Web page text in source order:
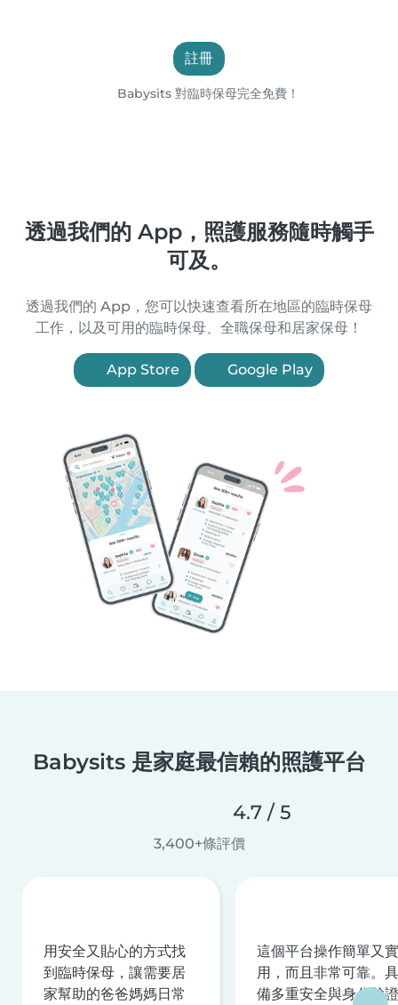
註冊
Babysits 對臨時保母完全免費！
透過我們的 App，照護服務隨時觸手
可及。
透過我們的 App，您可以快速查看所在地區的臨時保母
工作，以及可用的臨時保母、全職保母和居家保母！
App Store Google Play
Babysits 是家庭最信賴的照護平台
4.7 / 5
3,400+條評價
用安全又貼心的方式找
到臨時保母，讓需要居
家幫助的爸爸媽媽日常
這個平台操作簡單又實
用，而且非常可靠。具
備多重安全與身分驗證